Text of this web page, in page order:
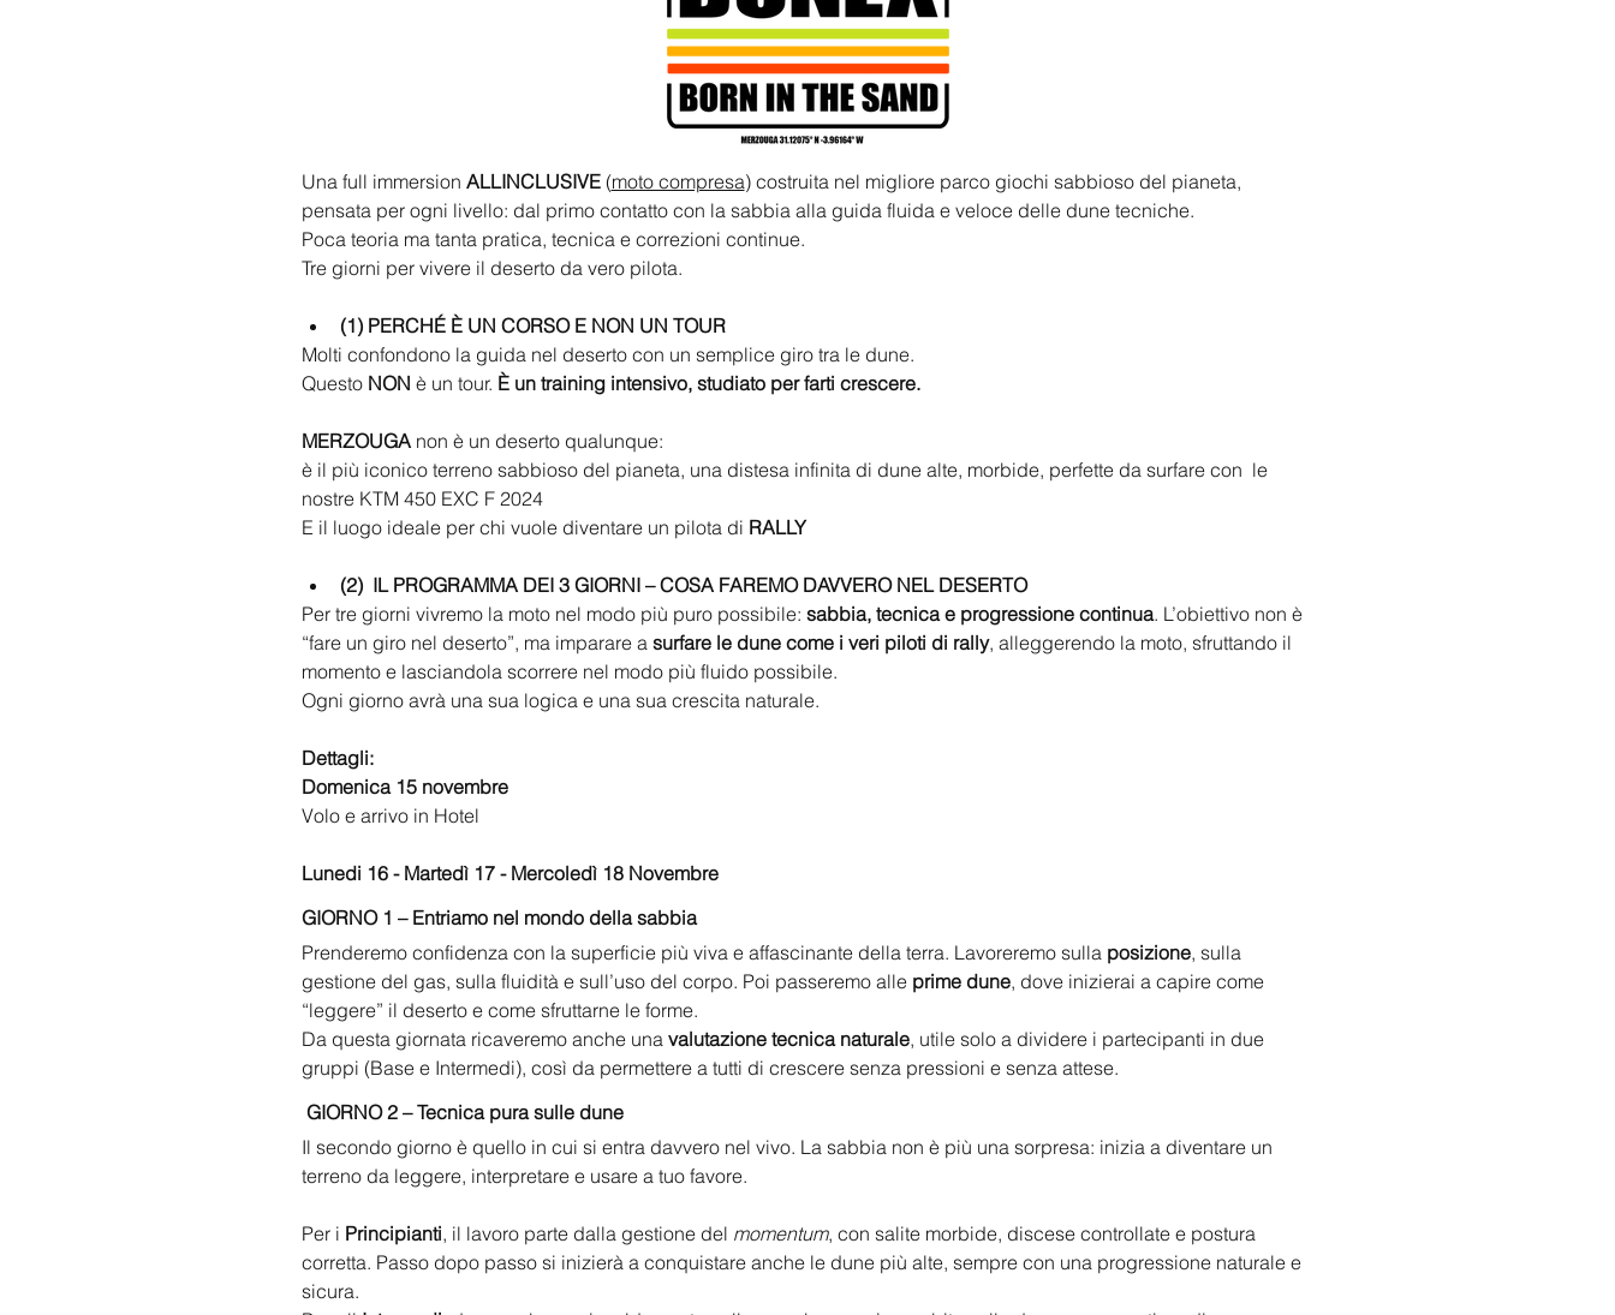
Una full immersion ALLINCLUSIVE (moto compresa) costruita nel migliore parco giochi sabbioso del pianeta,
pensata per ogni livello: dal primo contatto con la sabbia alla guida fluida e veloce delle dune tecniche.
Poca teoria ma tanta pratica, tecnica e correzioni continue.
Tre giorni per vivere il deserto da vero pilota.
(1) PERCHÉ È UN CORSO E NON UN TOUR
Molti confondono la guida nel deserto con un semplice giro tra le dune.
Questo NON è un tour. È un training intensivo, studiato per farti crescere.
MERZOUGA non è un deserto qualunque:
è il più iconico terreno sabbioso del pianeta, una distesa infinita di dune alte, morbide, perfette da surfare con  le
nostre KTM 450 EXC F 2024
E il luogo ideale per chi vuole diventare un pilota di RALLY
(2) IL PROGRAMMA DEI 3 GIORNI – COSA FAREMO DAVVERO NEL DESERTO
Per tre giorni vivremo la moto nel modo più puro possibile: sabbia, tecnica e progressione continua. L’obiettivo non è
“fare un giro nel deserto”, ma imparare a surfare le dune come i veri piloti di rally, alleggerendo la moto, sfruttando il
momento e lasciandola scorrere nel modo più fluido possibile.
Ogni giorno avrà una sua logica e una sua crescita naturale.
Dettagli:
Domenica 15 novembre
Volo e arrivo in Hotel
Lunedi 16 - Martedì 17 - Mercoledì 18 Novembre
GIORNO 1 – Entriamo nel mondo della sabbia
Prenderemo confidenza con la superficie più viva e affascinante della terra. Lavoreremo sulla posizione, sulla
gestione del gas, sulla fluidità e sull’uso del corpo. Poi passeremo alle prime dune, dove inizierai a capire come
“leggere” il deserto e come sfruttarne le forme.
Da questa giornata ricaveremo anche una valutazione tecnica naturale, utile solo a dividere i partecipanti in due
gruppi (Base e Intermedi), così da permettere a tutti di crescere senza pressioni e senza attese.
GIORNO 2 – Tecnica pura sulle dune
Il secondo giorno è quello in cui si entra davvero nel vivo. La sabbia non è più una sorpresa: inizia a diventare un
terreno da leggere, interpretare e usare a tuo favore.
Per i Principianti, il lavoro parte dalla gestione del momentum, con salite morbide, discese controllate e postura
corretta. Passo dopo passo si inizierà a conquistare anche le dune più alte, sempre con una progressione naturale e
sicura.